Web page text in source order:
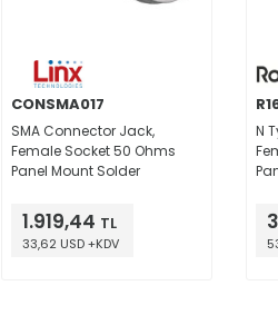
CONSMA017
SMA Connector Jack,
Female Socket 50 Ohms
Panel Mount Solder
1.919,44 TL
33,62 USD +KDV
N